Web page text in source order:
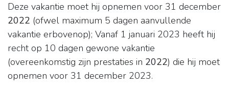
Deze vakantie moet hij opnemen voor 31 december
2022 (ofwel maximum 5 dagen aanvullende
vakantie erbovenop); Vanaf 1 januari 2023 heeft hij
recht op 10 dagen gewone vakantie
(overeenkomstig zijn prestaties in 2022) die hij moet
opnemen voor 31 december 2023.